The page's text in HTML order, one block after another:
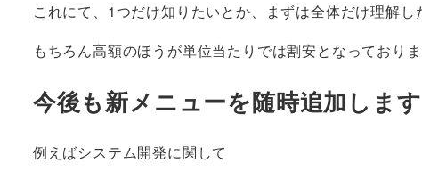
これにて、1つだけ知りたいとか、まずは全体だけ理解
もちろん高額のほうが単位当たりでは割安となっており
今後も新メニューを随時追加します
例えばシステム開発に関して